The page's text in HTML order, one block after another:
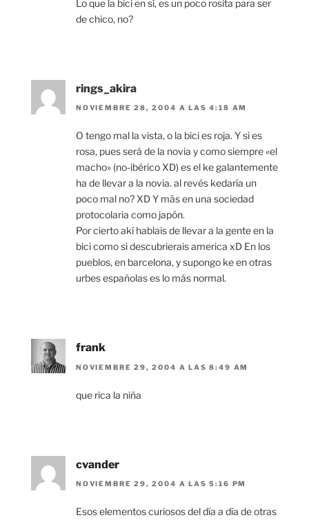
Lo que la bici en sí, es un poco rosita para ser
de chico, no?
rings_akira
NOVIEMBRE 28, 2004 A LAS 4:18 AM
O tengo mal la vista, o la bici es roja. Y si es
rosa, pues será de la novia y como siempre «el
macho» (no-ibérico XD) es el ke galantemente
ha de llevar a la novia. al revés kedaría un
poco mal no? XD Y más en una sociedad
protocolaria como japón.
Por cierto akí hablais de llevar a la gente en la
bici como si descubrierais america xD En los
pueblos, en barcelona, y supongo ke en otras
urbes españolas es lo más normal.
frank
NOVIEMBRE 29, 2004 A LAS 8:49 AM
que rica la niña
cvander
NOVIEMBRE 29, 2004 A LAS 5:16 PM
Esos elementos curiosos del día a día de otras